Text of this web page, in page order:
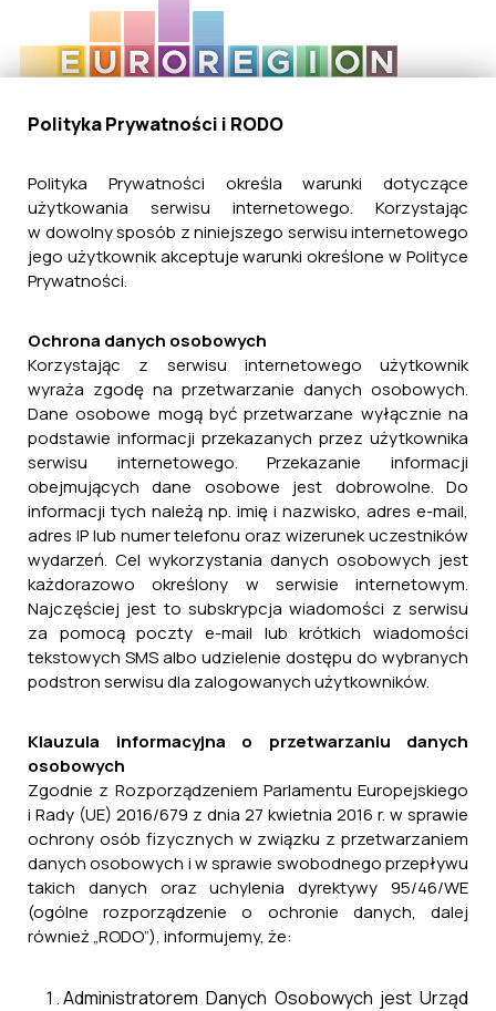
Pliki do pobrania:
Polityka Prywatności i RODO
Polityka Prywatności określa warunki dotyczące
użytkowania serwisu internetowego. Korzystając
w dowolny sposób z niniejszego serwisu internetowego
jego użytkownik akceptuje warunki określone w Polityce
Prywatności.
Ochrona danych osobowych
Korzystając z serwisu internetowego użytkownik
wyraża zgodę na przetwarzanie danych osobowych.
Dane osobowe mogą być przetwarzane wyłącznie na
podstawie informacji przekazanych przez użytkownika
serwisu internetowego. Przekazanie informacji
obejmujących dane osobowe jest dobrowolne. Do
informacji tych należą np. imię i nazwisko, adres e-mail,
adres IP lub numer telefonu oraz wizerunek uczestników
wydarzeń. Cel wykorzystania danych osobowych jest
każdorazowo określony w serwisie internetowym.
Najczęściej jest to subskrypcja wiadomości z serwisu
za pomocą poczty e-mail lub krótkich wiadomości
tekstowych SMS albo udzielenie dostępu do wybranych
podstron serwisu dla zalogowanych użytkowników.
Klauzula informacyjna o przetwarzaniu danych
osobowych
Zgodnie z Rozporządzeniem Parlamentu Europejskiego
i Rady (UE) 2016/679 z dnia 27 kwietnia 2016 r. w sprawie
ochrony osób fizycznych w związku z przetwarzaniem
danych osobowych i w sprawie swobodnego przepływu
takich danych oraz uchylenia dyrektywy 95/46/WE
(ogólne rozporządzenie o ochronie danych, dalej
również „RODO”), informujemy, że:
Administratorem Danych Osobowych jest Urząd